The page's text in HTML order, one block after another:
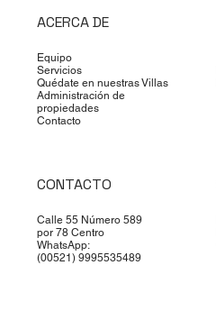
ACERCA DE
Equipo
Servicios
Quédate en nuestras Villas
Administración de
propiedades
Contacto
CONTACTO
Calle 55 Número 589
por 78 Centro
WhatsApp:
(00521) 9995535489